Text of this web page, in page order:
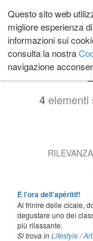
ai
contenuti.
|
Salta
alla
navigazione
Questo sito web
migliore esperienza
informazioni sui
consulta la nostra
navigazione
4elementi
RILEVANZA
È l’ora dell’apéritif!
Al frinire delle cicale,
degustare uno dei
più rilassante.
Si trova in Lifestyle /